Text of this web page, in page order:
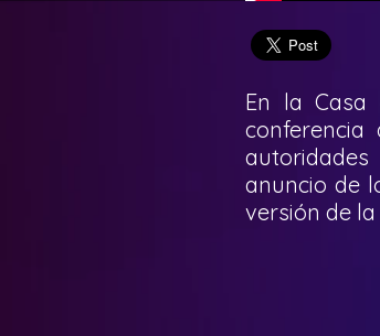
En la
anuncio de
versión de la